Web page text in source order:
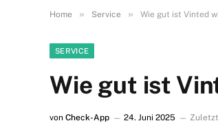
Home » Service » Wie gut ist Vinted
SERVICE
Wie gut ist
von Check-App 24. Juni 2025